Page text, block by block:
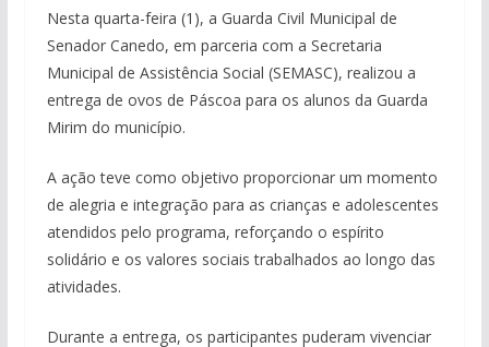
Nesta quarta-feira (1), a Guarda Civil Municipal de
Senador Canedo, em parceria com a Secretaria
Municipal de Assistência Social (SEMASC), realizou a
entrega de ovos de Páscoa para os alunos da Guarda
Mirim do município.
A ação teve como objetivo proporcionar um momento
de alegria e integração para as crianças e adolescentes
atendidos pelo programa, reforçando o espírito
solidário e os valores sociais trabalhados ao longo das
atividades.
Durante a entrega, os participantes puderam vivenciar